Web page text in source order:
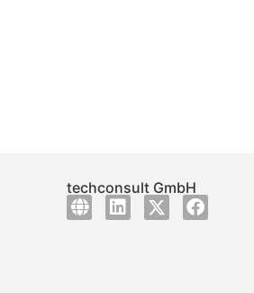
techconsult GmbH